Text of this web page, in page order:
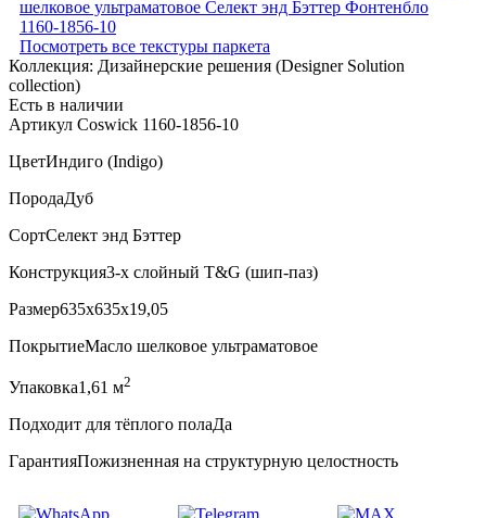
Посмотреть все текстуры паркета
Коллекция: Дизайнерские решения (Designer Solution
collection)
Есть в наличии
Артикул Coswick 1160-1856-10
ЦветИндиго (Indigo)
ПородаДуб
СортСелект энд Бэттер
Конструкция3-х слойный T&G (шип-паз)
Размер635x635x19,05
ПокрытиеМасло шелковое ультраматовое
Упаковка1,61 м2
Подходит для тёплого полаДа
ГарантияПожизненная на структурную целостность